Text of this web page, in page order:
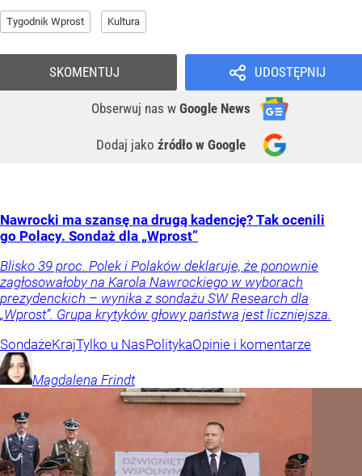
Tygodnik Wprost Kultura
UDOSTĘPNIJ
Obserwuj nas w Google News
Dodaj jako źródło w Google
SKOMENTUJ
Nawrocki ma szansę na drugą kadencję? Tak ocenili
go Polacy. Sondaż dla „Wprost”
Blisko 39 proc. Polek i Polaków deklaruje, że ponownie
zagłosowałoby na Karola Nawrockiego w wyborach
prezydenckich – wynika z sondażu SW Research dla
„Wprost”. Grupa krytyków głowy państwa jest liczniejsza.
SondażeKrajTylko u NasPolitykaOpinie i komentarze
Magdalena Frindt